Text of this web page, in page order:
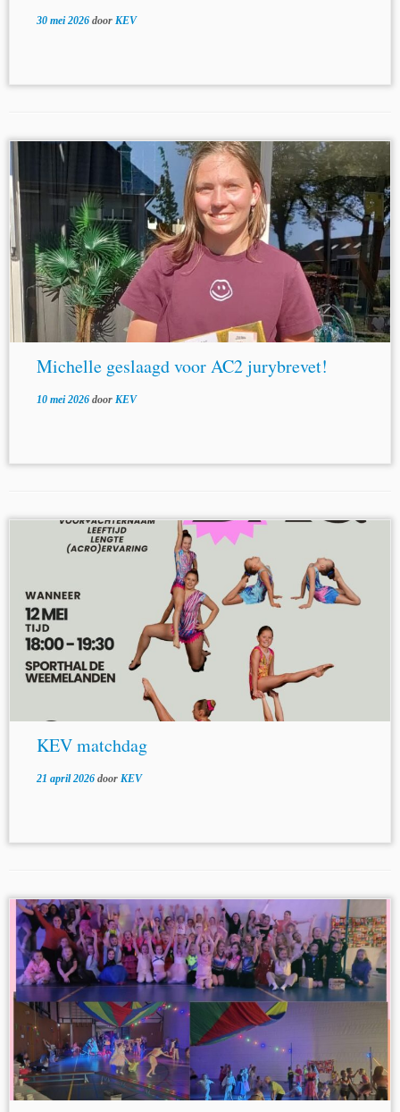
30 mei 2026 door KEV
Michelle geslaagd voor AC2 jurybrevet!
10 mei 2026 door KEV
KEV matchdag
21 april 2026 door KEV